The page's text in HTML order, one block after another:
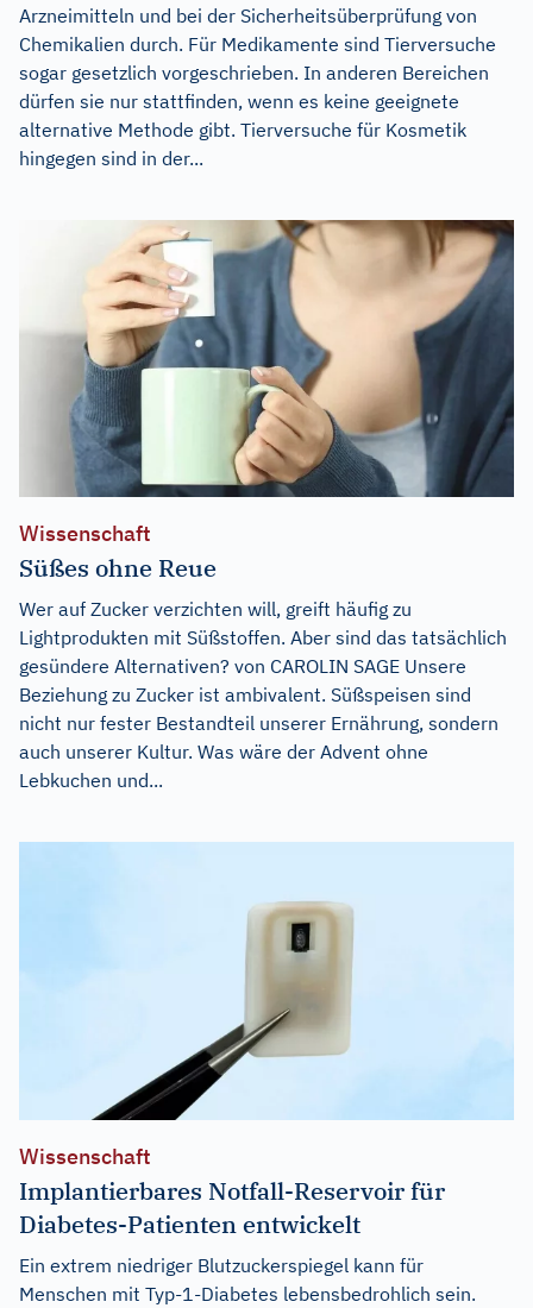
Arzneimitteln und bei der Sicherheitsüberprüfung von
Chemikalien durch. Für Medikamente sind Tierversuche
sogar gesetzlich vorgeschrieben. In anderen Bereichen
dürfen sie nur stattfinden, wenn es keine geeignete
alternative Methode gibt. Tierversuche für Kosmetik
hingegen sind in der...
Wissenschaft
Süßes ohne Reue
Wer auf Zucker verzichten will, greift häufig zu
Lightprodukten mit Süßstoffen. Aber sind das tatsächlich
gesündere Alternativen? von CAROLIN SAGE Unsere
Beziehung zu Zucker ist ambivalent. Süßspeisen sind
nicht nur fester Bestandteil unserer Ernährung, sondern
auch unserer Kultur. Was wäre der Advent ohne
Lebkuchen und...
Wissenschaft
Implantierbares Notfall-Reservoir für
Diabetes-Patienten entwickelt
Ein extrem niedriger Blutzuckerspiegel kann für
Menschen mit Typ-1-Diabetes lebensbedrohlich sein.